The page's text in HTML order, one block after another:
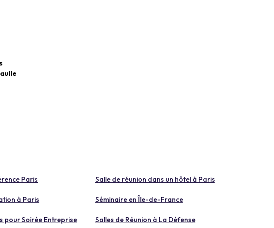
Paris Salle de réunion dans un hôtel à Paris
à Paris Séminaire en Île-de-France
pour Soirée Entreprise Salles de Réunion à La Défense